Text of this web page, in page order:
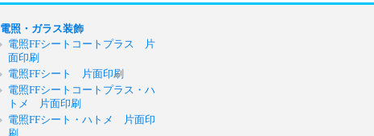
電照・ガラス装飾
電照FFシートコートプラス 片
面印刷
電照FFシート 片面印刷
電照FFシートコートプラス・ハ
トメ 片面印刷
電照FFシート・ハトメ 片面印
刷